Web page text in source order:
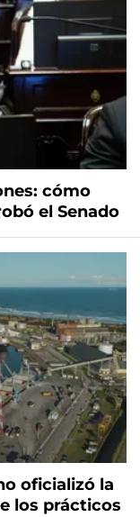
cómo
el Senado
oficializó la
los prácticos